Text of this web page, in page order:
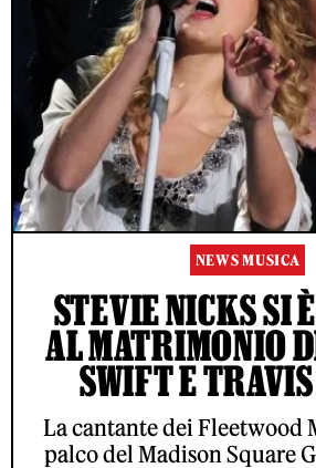
NEWS MUSICA
STEVIE NICKS SI
AL MATRIMONIO
SWIFT E
La cantante dei Fleetwood
palco del Madison Square